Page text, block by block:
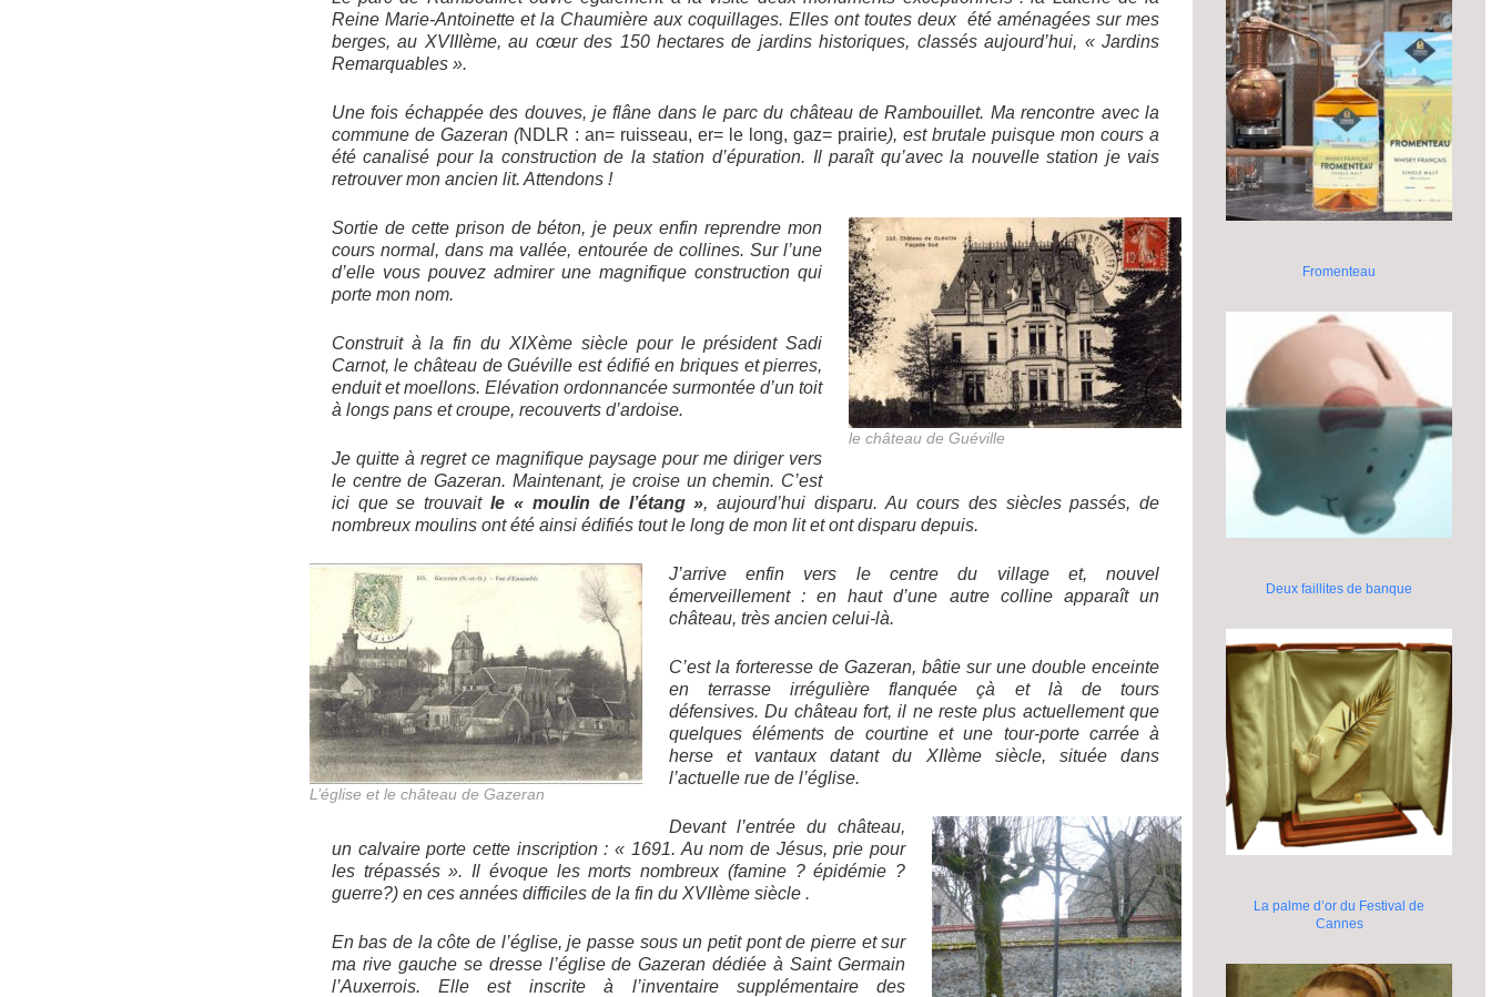
Reine Marie-Antoinette et la Chaumière aux coquillages. Elles ont toutes deux été aménagées sur mes
berges, au XVIIIème, au cœur des 150 hectares de jardins historiques, classés aujourd’hui, « Jardins
Remarquables ».
Une fois échappée des douves, je flâne dans le parc du château de Rambouillet. Ma rencontre avec la
commune de Gazeran (NDLR : an= ruisseau, er= le long, gaz= prairie), est brutale puisque mon cours a
été canalisé pour la construction de la station d’épuration. Il paraît qu’avec la nouvelle station je vais
retrouver mon ancien lit. Attendons !
le château de Guéville
Sortie de cette prison de béton, je peux enfin reprendre mon
cours normal, dans ma vallée, entourée de collines. Sur l’une
d’elle vous pouvez admirer une magnifique construction qui
porte mon nom.
Construit à la fin du XIXème siècle pour le président Sadi
Carnot, le château de Guéville est édifié en briques et pierres,
enduit et moellons. Elévation ordonnancée surmontée d’un toit
à longs pans et croupe, recouverts d’ardoise.
Je quitte à regret ce magnifique paysage pour me diriger vers
le centre de Gazeran. Maintenant, je croise un chemin. C’est
ici que se trouvaitle « moulin de l’étang », aujourd’hui disparu. Au cours des siècles passés, de
nombreux moulins ont été ainsi édifiés tout le long de mon lit et ont disparu depuis.
L’église et le château de Gazeran
J’arrive enfin vers le centre du village et, nouvel
émerveillement : en haut d’une autre colline apparaît un
château, très ancien celui-là.
C’est la forteresse de Gazeran, bâtie sur une double enceinte
en terrasse irrégulière flanquée çà et là de tours
défensives. Du château fort, il ne reste plus actuellement que
quelques éléments de courtine et une tour-porte carrée à
herse et vantaux datant du XIIèmesiècle, située dans
l’actuelle rue de l’église.
Devant l’entrée du château,
un calvaire porte cette inscription : « 1691. Au nom de Jésus, prie pour
les trépassés ». Il évoque les morts nombreux (famine ? épidémie ?
guerre?) en ces années difficiles de la fin du XVIIème siècle .
En bas de la côte de l’église, je passe sous un petit pont de pierre et sur
ma rive gauche se dresse l’église de Gazeran dédiée à Saint Germain
l’Auxerrois. Elle est inscrite à l’inventaire supplémentaire des
Fromenteau
Deux faillites de banque
La palme d’or du Festival de
Cannes